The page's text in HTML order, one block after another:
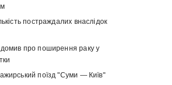
постраждалих внаслідок
про поширення раку у
поїзд "Суми — Київ"